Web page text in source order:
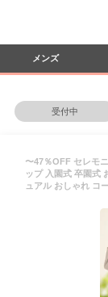
メンズ
受付中
〜47％OFF セレモ
ップ 入園式 卒園式
ュアル おしゃれ コ